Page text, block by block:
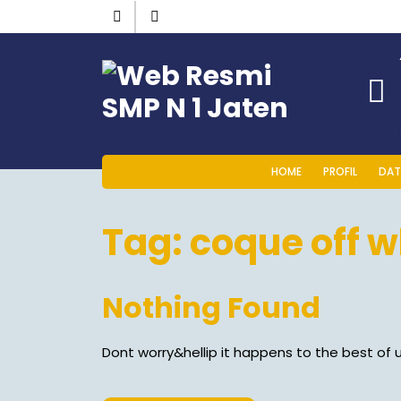
HOME PROFIL
Tag:coque off
Nothing Found
Dont worry&hellip it happens to the best of